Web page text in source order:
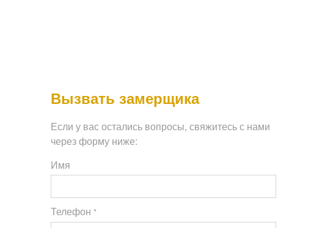
Вызвать замерщика
Если у вас остались вопросы, свяжитесь с нами
через форму ниже:
Имя
Телефон *